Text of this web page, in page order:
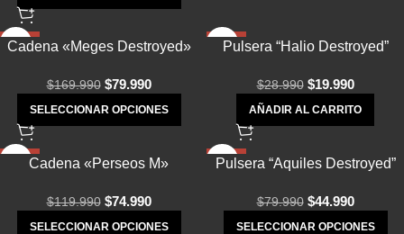
-53%
Cadena «Meges Destroyed»
$169.990 $79.990
SELECCIONAR OPCIONES
-31%Pulsera “Halio Destroyed”
$28.990 $19.990
AÑADIR AL CARRITO
-38%Cadena «Perseos M»
$119.990 $74.990
SELECCIONAR OPCIONES
-44%
Pulsera “Aquiles Destroyed”
$79.990 $44.990
SELECCIONAR OPCIONES